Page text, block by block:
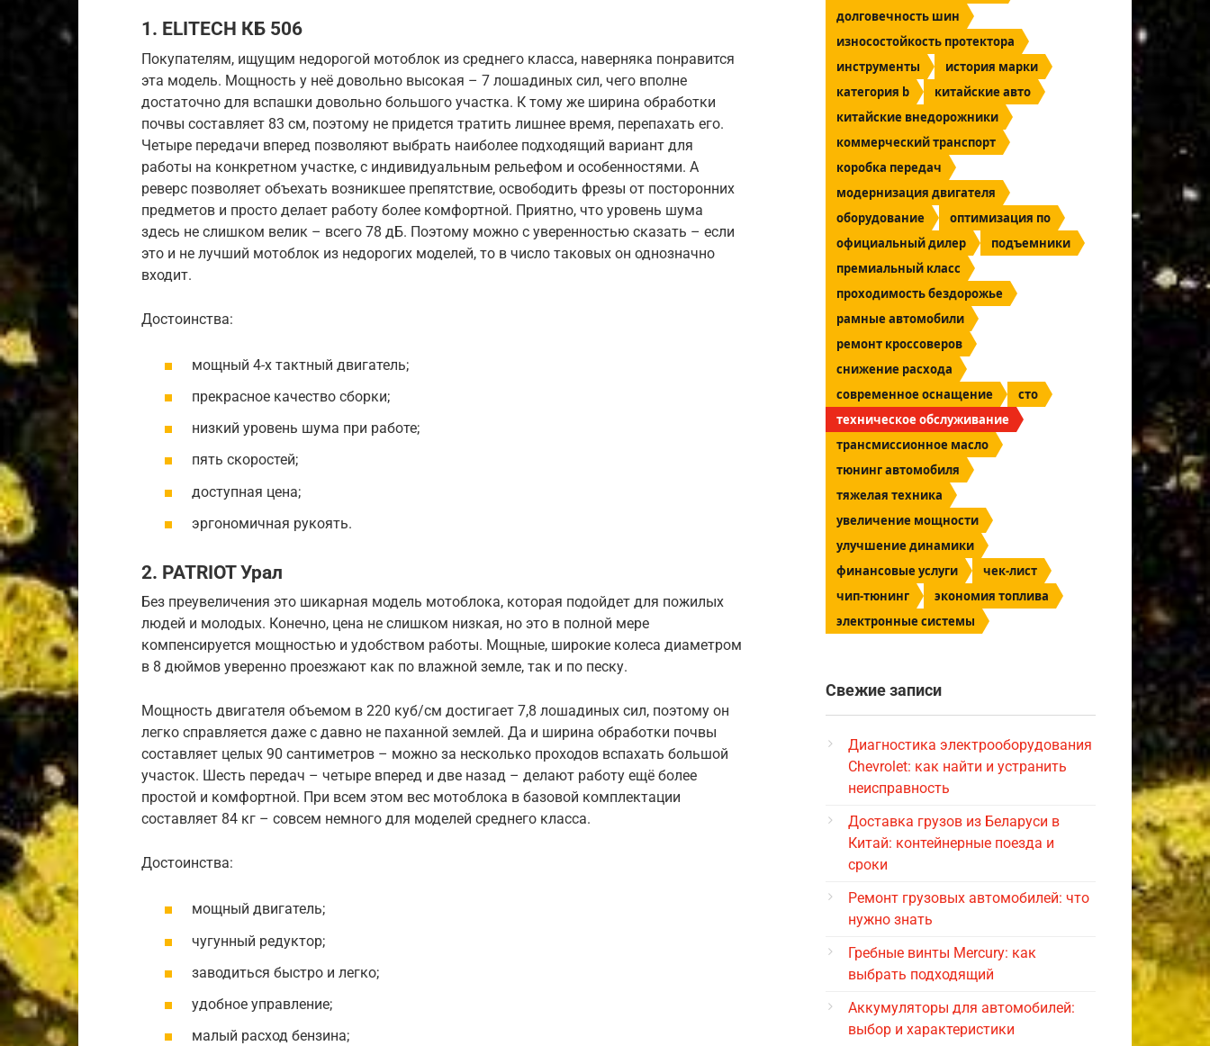
1. ELITECH КБ 506
Покупателям, ищущим недорогой мотоблок из среднего класса, наверняка понравится
эта модель. Мощность у неё довольно высокая – 7 лошадиных сил, чего вполне
достаточно для вспашки довольно большого участка. К тому же ширина обработки
почвы составляет 83 см, поэтому не придется тратить лишнее время, перепахать его.
Четыре передачи вперед позволяют выбрать наиболее подходящий вариант для
работы на конкретном участке, с индивидуальным рельефом и особенностями. А
реверс позволяет объехать возникшее препятствие, освободить фрезы от посторонних
предметов и просто делает работу более комфортной. Приятно, что уровень шума
здесь не слишком велик – всего 78 дБ. Поэтому можно с уверенностью сказать – если
это и не лучший мотоблок из недорогих моделей, то в число таковых он однозначно
входит.
Достоинства:
мощный 4-х тактный двигатель;
прекрасное качество сборки;
низкий уровень шума при работе;
пять скоростей;
доступная цена;
эргономичная рукоять.
2. PATRIOT Урал
Без преувеличения это шикарная модель мотоблока, которая подойдет для пожилых
людей и молодых. Конечно, цена не слишком низкая, но это в полной мере
компенсируется мощностью и удобством работы. Мощные, широкие колеса диаметром
в 8 дюймов уверенно проезжают как по влажной земле, так и по песку.
Мощность двигателя объемом в 220 куб/см достигает 7,8 лошадиных сил, поэтому он
легко справляется даже с давно не паханной землей. Да и ширина обработки почвы
составляет целых 90 сантиметров – можно за несколько проходов вспахать большой
участок. Шесть передач – четыре вперед и две назад – делают работу ещё более
простой и комфортной. При всем этом вес мотоблока в базовой комплектации
составляет 84 кг – совсем немного для моделей среднего класса.
Достоинства:
мощный двигатель;
чугунный редуктор;
заводиться быстро и легко;
удобное управление;
малый расход бензина;
долговечность шин
износостойкость протектора
инструменты
история марки
категория b
китайские авто
китайские внедорожники
коммерческий транспорт
коробка передач
модернизация двигателя
оборудование
оптимизация по
официальный дилер
подъемники
премиальный класс
проходимость бездорожье
рамные автомобили
ремонт кроссоверов
снижение расхода
современное оснащение
сто
техническое обслуживание
трансмиссионное масло
тюнинг автомобиля
тяжелая техника
увеличение мощности
улучшение динамики
финансовые услуги
чек-лист
чип-тюнинг
экономия топлива
электронные системы
Свежие записи
Диагностика электрооборудования
Chevrolet: как найти и устранить
неисправность
Доставка грузов из Беларуси в
Китай: контейнерные поезда и
сроки
Ремонт грузовых автомобилей: что
нужно знать
Гребные винты Mercury: как
выбрать подходящий
Аккумуляторы для автомобилей:
выбор и характеристики